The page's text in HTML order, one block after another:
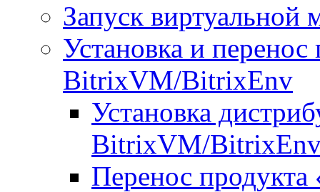
Запуск
Установка и
BitrixVM/BitrixEnv
Установка
BitrixVM/
Перенос